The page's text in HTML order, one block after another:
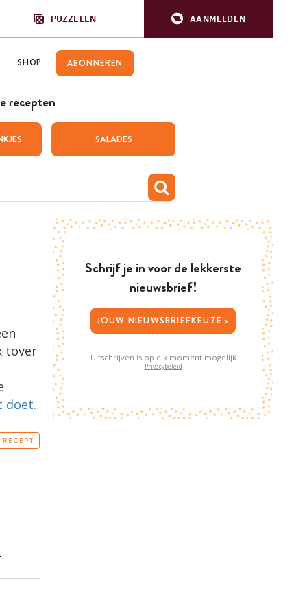
PUZZELEN AANMELDEN
SHOP ABONNEREN
recepten
SALADES
tover
doet.
Schrijf je in voor de lekkerste
nieuwsbrief!
JOUW NIEUWSBRIEFKEUZE >
Uitschrijven is op elk moment mogelijk
Privacybeleid